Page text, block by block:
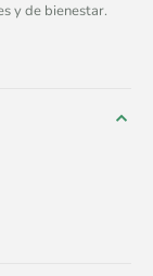
y de bienestar.